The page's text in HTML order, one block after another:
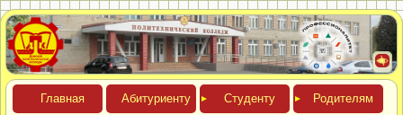
Глав­ная Аби­тури­ен­ту Сту­ден­ту
Роди­телям